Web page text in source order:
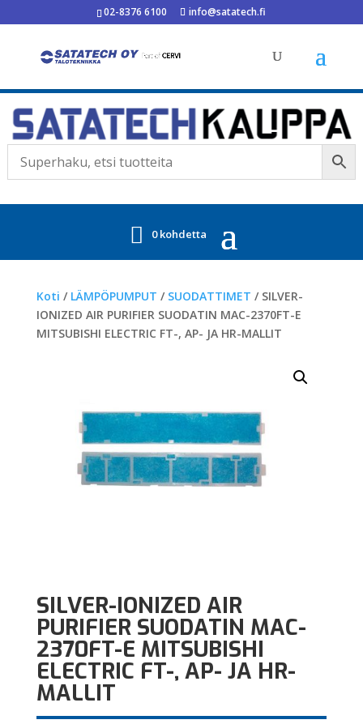
02-8376 6100 info@satatech.fi
0 kohdetta
Koti / LÄMPÖPUMPUT / SUODATTIMET / SILVER-
IONIZED AIR PURIFIER SUODATIN MAC-2370FT-E
MITSUBISHI ELECTRIC FT-, AP- JA HR-MALLIT
SILVER-IONIZED AIR
PURIFIER SUODATIN MAC-
2370FT-E MITSUBISHI
ELECTRIC FT-, AP- JA HR-
MALLIT